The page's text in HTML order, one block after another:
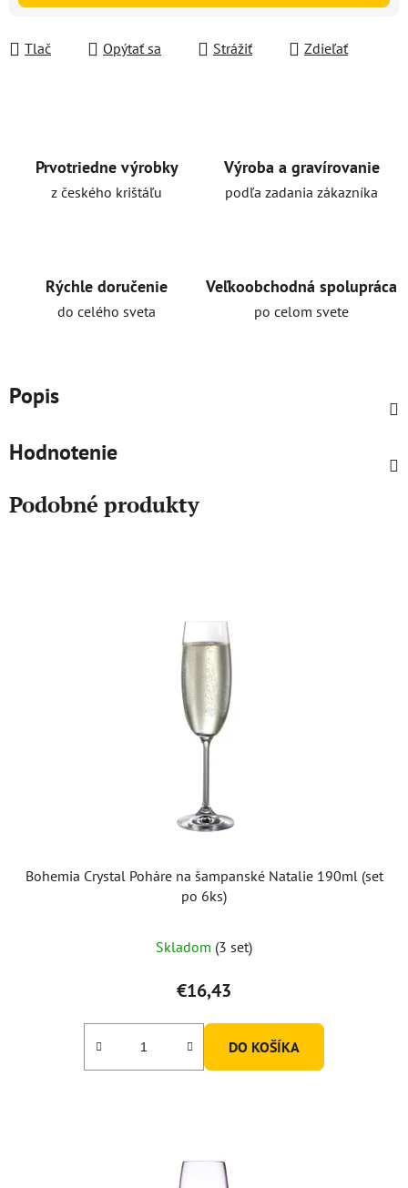
Tlač Opýtať sa Strážiť Zdieľať
Prvotriedne výrobky
z českého krištáľu
Výroba a gravírovanie
podľa zadania zákazníka
Rýchle doručenie
do celého sveta
Veľkoobchodná spolupráca
po celom svete
Popis
Hodnotenie
Podobné produkty
Bohemia Crystal Poháre na šampanské Natalie 190ml (set
po 6ks)
Skladom (3 set)
€16,43
DO KOŠÍKA